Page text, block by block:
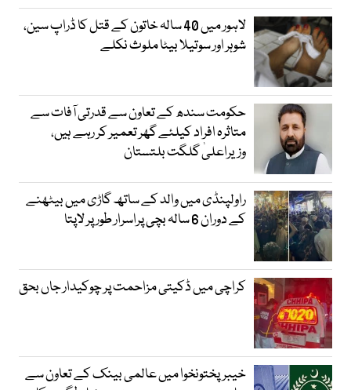
لاہور میں 40 سالہ خاتون کے قتل کا ڈراپ سین،
شوہر اور سوتیلا بیٹا ملوث نکلے
حکومت سندھ کے تعاون سے قدرتی آفات سے
متاثرہ افراد کیلئے گھر تعمیر کر رہے ہیں،
وزیراعلیٰ گلگت بلتستان
راولپنڈی میں والد کے ساتھ گاڑی میں بیٹھنے
کے دوران 6 سالہ بچی پراسرار طور پر لاپتا
کراچی میں ڈکیتی مزاحمت پر چوکیدار جاں بحق
خیبرپختونخوا میں عالمی بینک کے تعاون سے